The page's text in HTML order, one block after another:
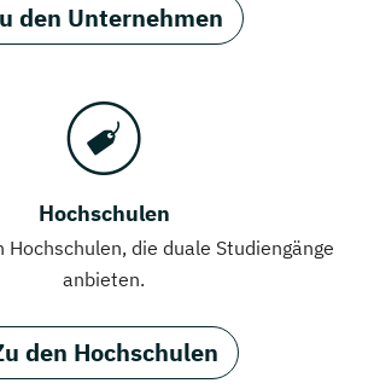
den Unternehmen
Hochschulen
Hochschulen, die duale Studiengänge
anbieten.
den Hochschulen